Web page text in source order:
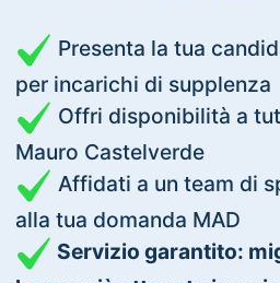
Presenta la tua
per incarichi di supplenza
Offri disponibilità a
Mauro Castelverde
Affidati a un team di
alla tua domanda MAD
Servizio garantito: